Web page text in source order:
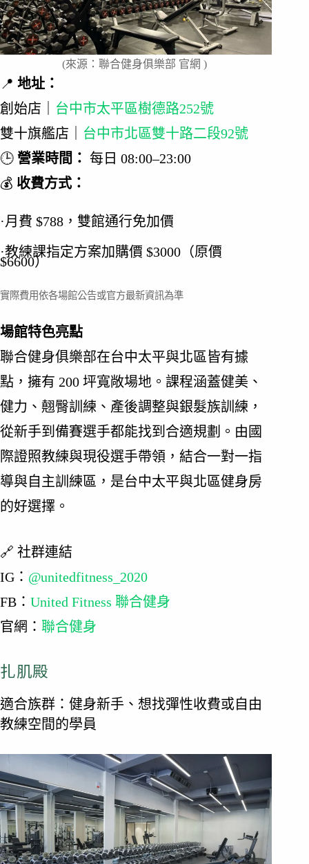
(來源：聯合健身俱樂部 官網 )
📍 地址：
創始店｜ 台中市太平區樹德路252號
雙十旗艦店｜ 台中市北區雙十路二段92號
🕒 營業時間： 每日 08:00–23:00
💰 收費方式：
·月費 $788，雙館通行免加價
·教練課指定方案加購價 $3000（原價
$6600）
實際費用依各場館公告或官方最新資訊為準
場館特色亮點
聯合健身俱樂部在台中太平與北區皆有據
點，擁有 200 坪寬敞場地。課程涵蓋健美、
健力、翹臀訓練、產後調整與銀髮族訓練，
從新手到備賽選手都能找到合適規劃。由國
際證照教練與現役選手帶領，結合一對一指
導與自主訓練區，是台中太平與北區健身房
的好選擇。
🔗 社群連結
IG： @unitedfitness_2020
FB： United Fitness 聯合健身
官網： 聯合健身
扎肌殿
適合族群：健身新手、想找彈性收費或自由
教練空間的學員